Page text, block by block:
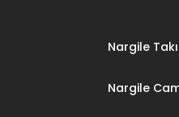
Nargile
Nargile